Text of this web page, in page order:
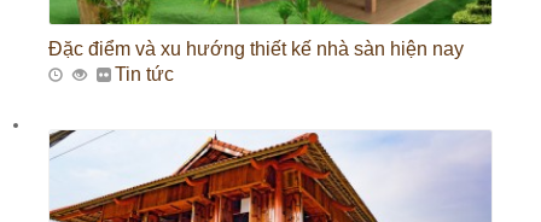
Đặc điểm và xu hướng thiết kế nhà sàn hiện nay
Tin tức